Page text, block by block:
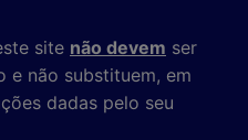
site não devem ser
e não substituem, em
dadas pelo seu